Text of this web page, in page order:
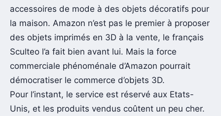
accessoires de mode à des objets décoratifs pour
la maison. Amazon n’est pas le premier à proposer
des objets imprimés en 3D à la vente, le français
Sculteo l’a fait bien avant lui. Mais la force
commerciale phénoménale d’Amazon pourrait
démocratiser le commerce d’objets 3D.
Pour l’instant, le service est réservé aux Etats-
Unis, et les produits vendus coûtent un peu cher.